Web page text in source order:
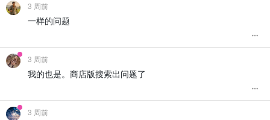
3 周前
一样的问题
3 周前
我的也是。商店版搜索出问题了
3 周前